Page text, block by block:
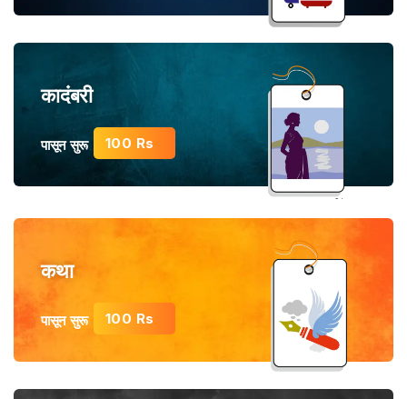
कादंबरी
पासून सुरू 100 Rs
कथा
पासून सुरू 100 Rs